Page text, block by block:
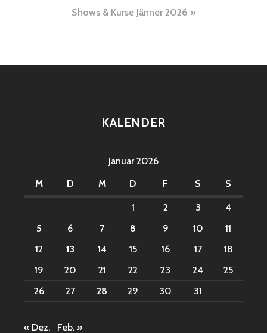
Shows & Kurse Jänner 2026
KALENDER
Januar 2026
M
D M D F S S
1 2 3
4
5
6 7 8 9 10
11
12
13 14 15 16 17
18
19
20 21 22 23 24
25
26
27 28 29 30 31
« Dez. Feb. »